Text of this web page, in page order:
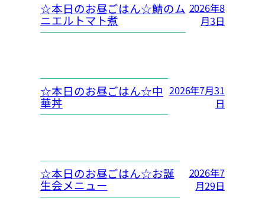
☆本日のお昼ごはん☆鯖のム
ニエルトマト煮
2026年8
月3日
☆本日のお昼ごはん☆中
華丼
2026年7月31
日
☆本日のお昼ごはん☆お誕
生会メニュー
2026年7
月29日